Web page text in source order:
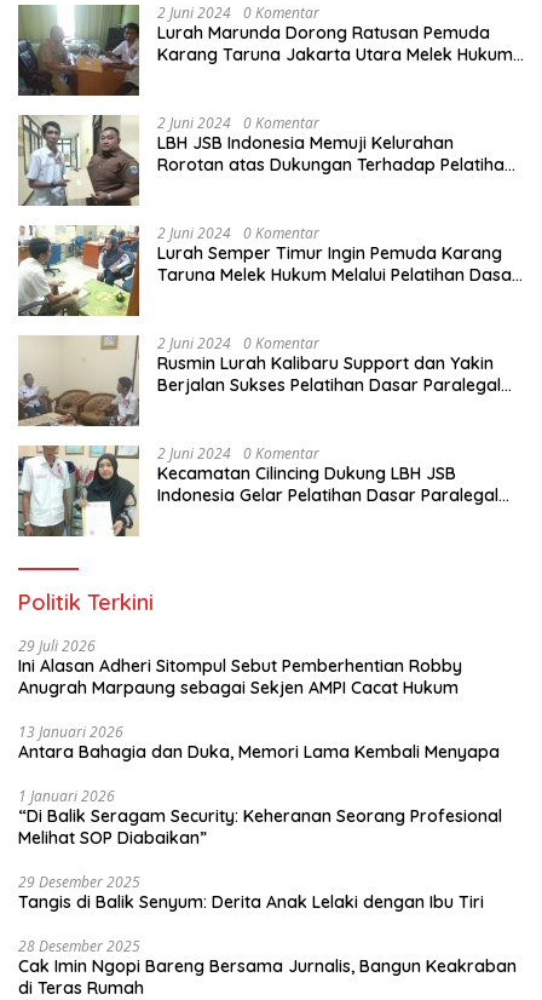
2 Juni 2024 0 Komentar
Lurah Marunda Dorong Ratusan Pemuda
Karang Taruna Jakarta Utara Melek Hukum
2 Juni 2024 0 Komentar
LBH JSB Indonesia Memuji Kelurahan
Rorotan atas Dukungan Terhadap Pelatihan
2 Juni 2024 0 Komentar
Lurah Semper Timur Ingin Pemuda Karang
Taruna Melek Hukum Melalui Pelatihan Dasar
2 Juni 2024 0 Komentar
Rusmin Lurah Kalibaru Support dan Yakin
Berjalan Sukses Pelatihan Dasar Paralegal
2 Juni 2024 0 Komentar
Kecamatan Cilincing Dukung LBH JSB
Indonesia Gelar Pelatihan Dasar Paralegal
Politik Terkini
29 Juli 2026
Ini Alasan Adheri Sitompul Sebut Pemberhentian Robby
Anugrah Marpaung sebagai Sekjen AMPI Cacat Hukum
13 Januari 2026
Antara Bahagia dan Duka, Memori Lama Kembali Menyapa
1 Januari 2026
“Di Balik Seragam Security: Keheranan Seorang Profesional
Melihat SOP Diabaikan”
29 Desember 2025
Tangis di Balik Senyum: Derita Anak Lelaki dengan Ibu Tiri
28 Desember 2025
Cak Imin Ngopi Bareng Bersama Jurnalis, Bangun Keakraban
di Teras Rumah